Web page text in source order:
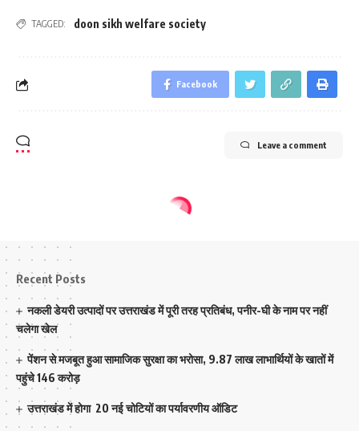
TAGGED: doon sikh welfare society
Facebook
Leave a comment
Recent Posts
नकली डेयरी उत्पादों पर उत्तराखंड में पूरी तरह प्रतिबंध, पनीर-घी के नाम पर नहीं
चलेगा खेल
पेंशन से मजबूत हुआ सामाजिक सुरक्षा का भरोसा, 9.87 लाख लाभार्थियों के खातों में
पहुंचे 146 करोड़
उत्तराखंड में होगा 20 नई चोटियों का पर्यावरणीय ऑडिट